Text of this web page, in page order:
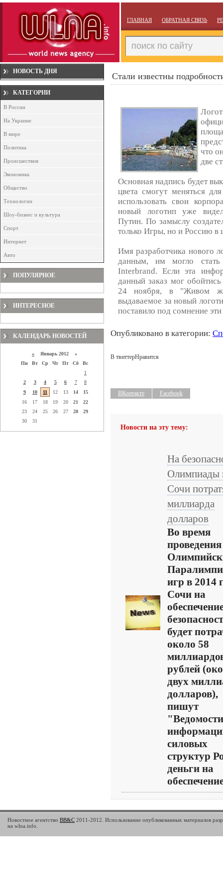
ГЛАВНАЯ ОБРАТНАЯ СВЯЗЬ
НОВОСТЬ ДНЯ
КАТЕГОРИИ
В России
На Украине
В мире
Политика
Происшествия
Экономика
Общество
Технологии
Шоу-бизнес и культура
Спорт
Интернет
Авто
ПОПУЛЯРНОЕ
ИНТЕРЕСНОЕ
КАЛЕНДАРЬ НОВОСТЕЙ
« Январь 2012 »
Пн
Вт Ср Чт Пт Сб
Вс
1
2
3 4 5 6 7
8
9
10 11 12 13 14
15
16
17 18 19 20 21
22
23
24 25 26 27 28
29
30
31
Стали известны
что
две
Основная надпись будет
цвета смогут меняться
использовать свои
новый логотип уже
Путин. По замыслу
только Игры, но и Россию в
Имя разработчика нового
данным, им могло стать
Interbrand. Если эта
данный заказ мог
24 ноября, в "Живом
выдаваемое за новый
поставило под сомнение
Опубликовано в категории:
В твиттерНравится
ВКонтакте Facebook
Новости на эту тему:
На
Олимпиады
Сочи
миллиарда
долларов
Во время
проведения
игр в 2014
Сочи на
будет
около 58
рублей
двух
долларов),
пишут
силовых
структур
деньги на
Новостное агентство BB&C 2011-2012. Использование опубликованных материалов
на wlna.info.